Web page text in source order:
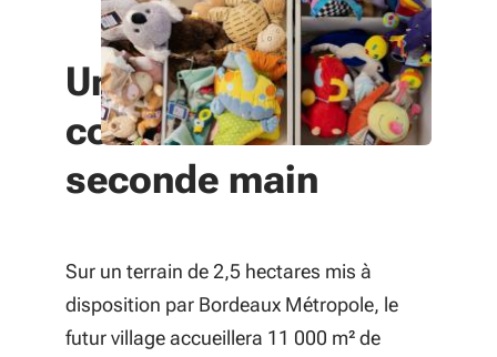
Un centre
commercial... de la
seconde main
Sur un terrain de 2,5 hectares mis à
disposition par Bordeaux Métropole, le
futur village accueillera 11 000 m² de